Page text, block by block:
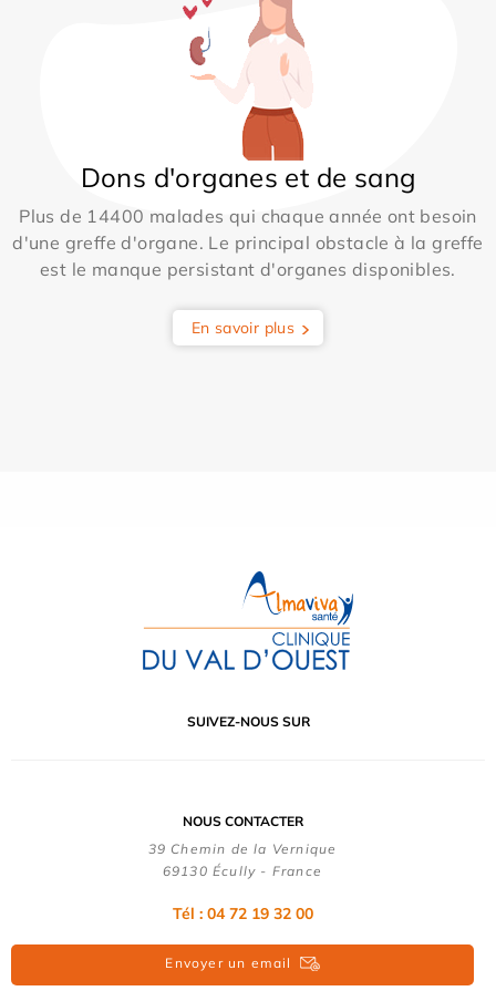
Dons d'organes et de sang
Plus de 14400 malades qui chaque année ont besoin
d'une greffe d'organe. Le principal obstacle à la greffe
est le manque persistant d'organes disponibles.
En savoir plus
SUIVEZ-NOUS SUR
NOUS CONTACTER
39 Chemin de la Vernique
69130 Écully - France
Tél : 04 72 19 32 00
Envoyer un email